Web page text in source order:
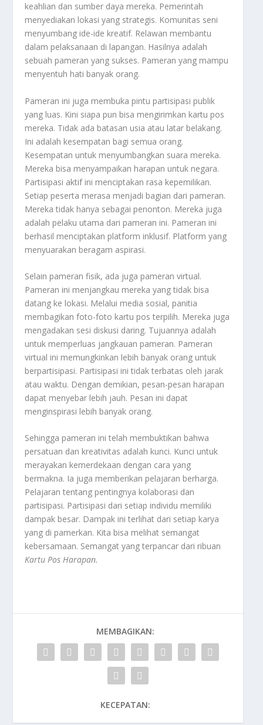
keahlian dan sumber daya mereka. Pemerintah
menyediakan lokasi yang strategis. Komunitas seni
menyumbang ide-ide kreatif. Relawan membantu
dalam pelaksanaan di lapangan. Hasilnya adalah
sebuah pameran yang sukses. Pameran yang mampu
menyentuh hati banyak orang.
Pameran ini juga membuka pintu partisipasi publik
yang luas. Kini siapa pun bisa mengirimkan kartu pos
mereka. Tidak ada batasan usia atau latar belakang.
Ini adalah kesempatan bagi semua orang.
Kesempatan untuk menyumbangkan suara mereka.
Mereka bisa menyampaikan harapan untuk negara.
Partisipasi aktif ini menciptakan rasa kepemilikan.
Setiap peserta merasa menjadi bagian dari pameran.
Mereka tidak hanya sebagai penonton. Mereka juga
adalah pelaku utama dari pameran ini. Pameran ini
berhasil menciptakan platform inklusif. Platform yang
menyuarakan beragam aspirasi.
Selain pameran fisik, ada juga pameran virtual.
Pameran ini menjangkau mereka yang tidak bisa
datang ke lokasi. Melalui media sosial, panitia
membagikan foto-foto kartu pos terpilih. Mereka juga
mengadakan sesi diskusi daring. Tujuannya adalah
untuk memperluas jangkauan pameran. Pameran
virtual ini memungkinkan lebih banyak orang untuk
berpartisipasi. Partisipasi ini tidak terbatas oleh jarak
atau waktu. Dengan demikian, pesan-pesan harapan
dapat menyebar lebih jauh. Pesan ini dapat
menginspirasi lebih banyak orang.
Sehingga pameran ini telah membuktikan bahwa
persatuan dan kreativitas adalah kunci. Kunci untuk
merayakan kemerdekaan dengan cara yang
bermakna. Ia juga memberikan pelajaran berharga.
Pelajaran tentang pentingnya kolaborasi dan
partisipasi. Partisipasi dari setiap individu memiliki
dampak besar. Dampak ini terlihat dari setiap karya
yang di pamerkan. Kita bisa melihat semangat
kebersamaan. Semangat yang terpancar dari ribuan
Kartu Pos Harapan.
MEMBAGIKAN:
KECEPATAN: